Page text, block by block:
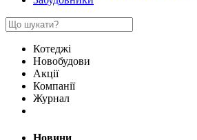
Котеджі
Новобудови
Акції
Компанії
Журнал
Новини